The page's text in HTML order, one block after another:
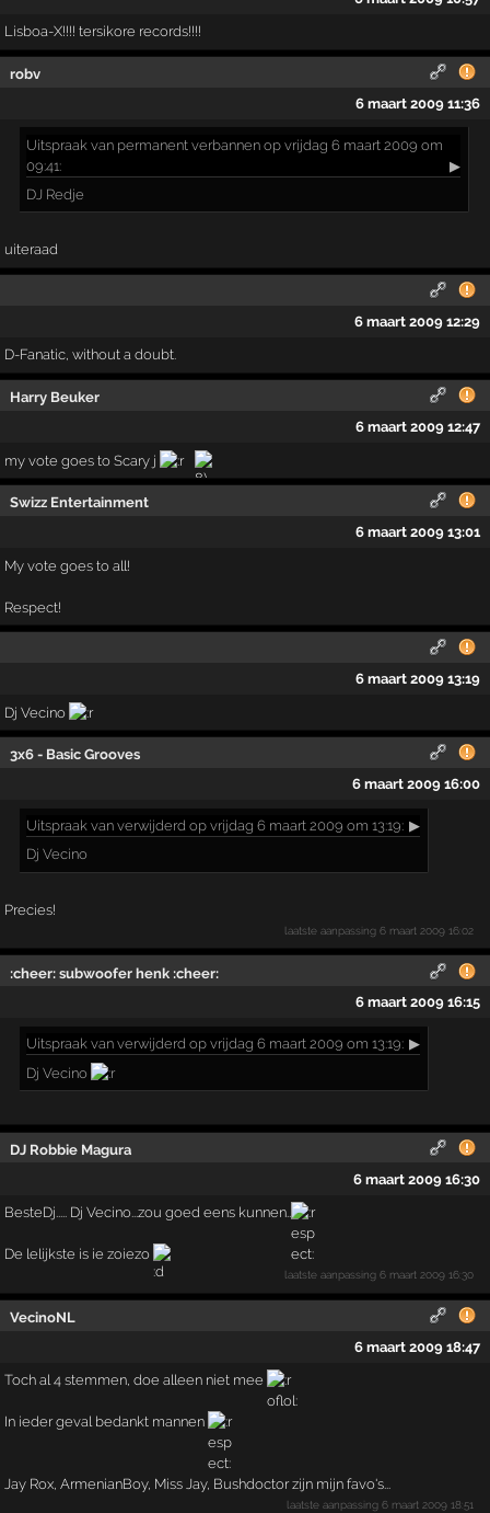
Lisboa-X!!!! tersikore records!!!!
robv
6 maart 2009 11:36
Uitspraak van permanent verbannen op vrijdag 6 maart 2009 om
09:41:
▶
DJ Redje
uiteraad
6 maart 2009 12:29
D-Fanatic, without a doubt.
Harry Beuker
6 maart 2009 12:47
my vote goes to Scary j
Swizz Entertainment
6 maart 2009 13:01
My vote goes to all!
Respect!
6 maart 2009 13:19
Dj Vecino
3x6 - Basic Grooves
6 maart 2009 16:00
Uitspraak van verwijderd op vrijdag 6 maart 2009 om 13:19: ▶
Dj Vecino
Precies!
laatste aanpassing6 maart 2009 16:02
:cheer: subwoofer henk :cheer:
6 maart 2009 16:15
Uitspraak van verwijderd op vrijdag 6 maart 2009 om 13:19: ▶
Dj Vecino
DJ Robbie Magura
6 maart 2009 16:30
BesteDj..... Dj Vecino...zou goed eens kunnen..
De lelijkste is ie zoiezo
laatste aanpassing6 maart 2009 16:30
VecinoNL
6 maart 2009 18:47
Toch al 4 stemmen, doe alleen niet mee
In ieder geval bedankt mannen
Jay Rox, ArmenianBoy, Miss Jay, Bushdoctor zijn mijn favo's...
laatste aanpassing6 maart 2009 18:51